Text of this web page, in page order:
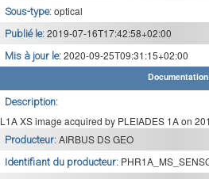
Sous-type: optical
Publié le: 2019-07-16T17:42:58+02:00
Mis à jour le: 2020-09-25T09:31:15+02:00
Documentation
Description:
L1A XS image acquired by PLEIADES 1A on
Producteur: AIRBUS DS GEO
Identifiant du producteur: